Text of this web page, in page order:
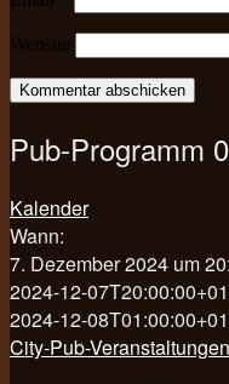
Website
Pub-Programm
Kalender
Wann:
7. Dezember 2024 um
2024-12-
2024-12-
City-Pub-Veranstaltungen